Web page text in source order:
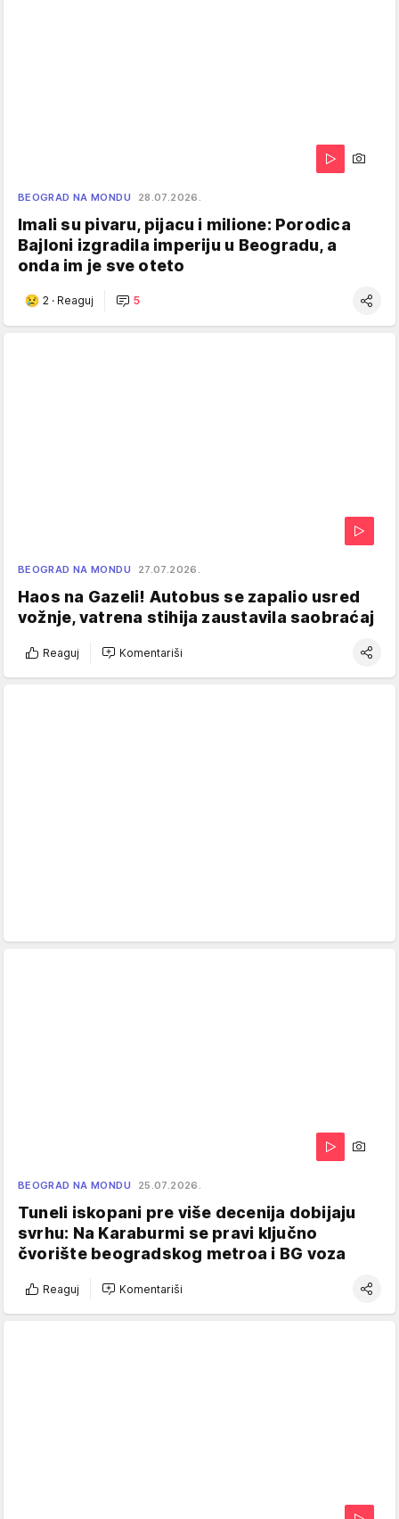
BEOGRAD NA MONDU 28.07.2026.
Imali su pivaru, pijacu i milione: Porodica
Bajloni izgradila imperiju u Beogradu, a
onda im je sve oteto
2 · Reaguj 5
BEOGRAD NA MONDU 27.07.2026.
Haos na Gazeli! Autobus se zapalio usred
vožnje, vatrena stihija zaustavila saobraćaj
Reaguj Komentariši
BEOGRAD NA MONDU 25.07.2026.
Tuneli iskopani pre više decenija dobijaju
svrhu: Na Karaburmi se pravi ključno
čvorište beogradskog metroa i BG voza
Reaguj Komentariši